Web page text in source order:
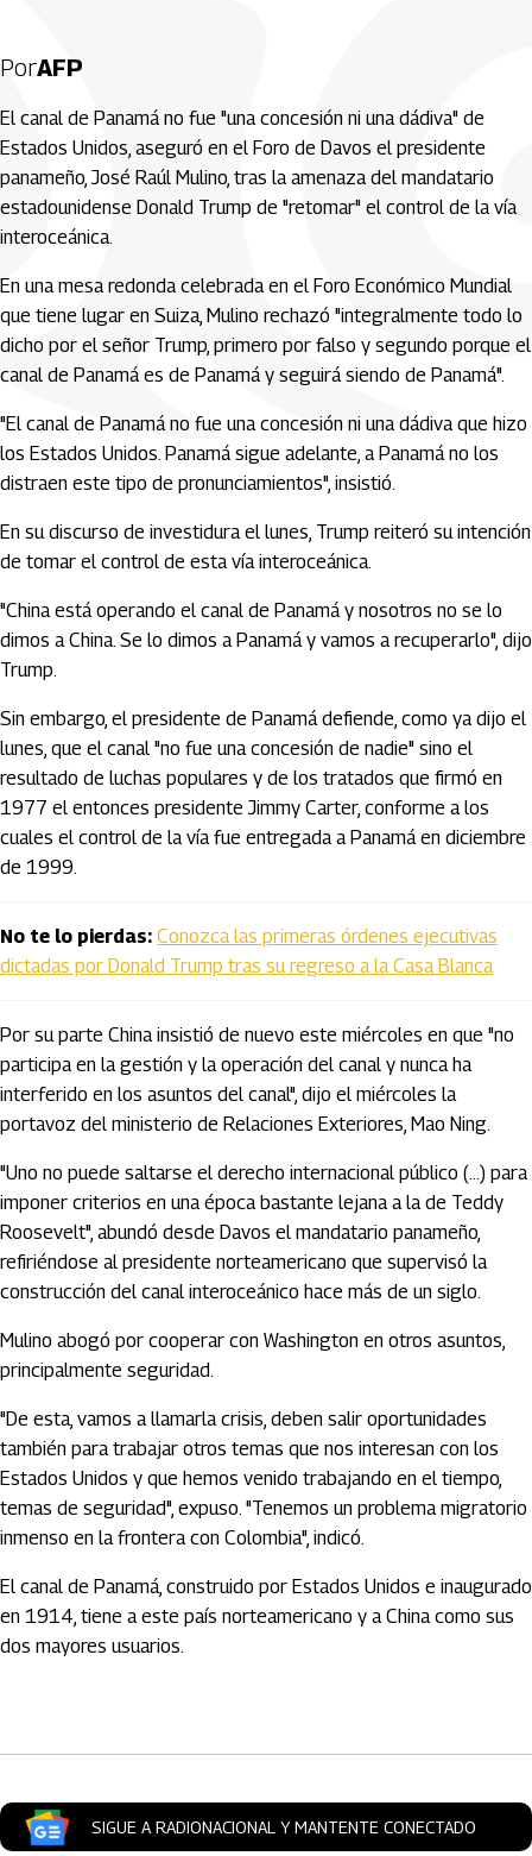
PorAFP
El canal de Panamá no fue "una concesión ni una dádiva" de
Estados Unidos, aseguró en el Foro de Davos el presidente
panameño, José Raúl Mulino, tras la amenaza del mandatario
estadounidense Donald Trump de "retomar" el control de la vía
interoceánica.
En una mesa redonda celebrada en el Foro Económico Mundial
que tiene lugar en Suiza, Mulino rechazó "integralmente todo lo
dicho por el señor Trump, primero por falso y segundo porque el
canal de Panamá es de Panamá y seguirá siendo de Panamá".
"El canal de Panamá no fue una concesión ni una dádiva que hizo
los Estados Unidos. Panamá sigue adelante, a Panamá no los
distraen este tipo de pronunciamientos", insistió.
En su discurso de investidura el lunes, Trump reiteró su intención
de tomar el control de esta vía interoceánica.
"China está operando el canal de Panamá y nosotros no se lo
dimos a China. Se lo dimos a Panamá y vamos a recuperarlo", dijo
Trump.
Sin embargo, el presidente de Panamá defiende, como ya dijo el
lunes, que el canal "no fue una concesión de nadie" sino el
resultado de luchas populares y de los tratados que firmó en
1977 el entonces presidente Jimmy Carter, conforme a los
cuales el control de la vía fue entregada a Panamá en diciembre
de 1999.
No te lo pierdas: Conozca las primeras órdenes ejecutivas
dictadas por Donald Trump tras su regreso a la Casa Blanca
Por su parte China insistió de nuevo este miércoles en que "no
participa en la gestión y la operación del canal y nunca ha
interferido en los asuntos del canal", dijo el miércoles la
portavoz del ministerio de Relaciones Exteriores, Mao Ning.
"Uno no puede saltarse el derecho internacional público (...) para
imponer criterios en una época bastante lejana a la de Teddy
Roosevelt", abundó desde Davos el mandatario panameño,
refiriéndose al presidente norteamericano que supervisó la
construcción del canal interoceánico hace más de un siglo.
Mulino abogó por cooperar con Washington en otros asuntos,
principalmente seguridad.
"De esta, vamos a llamarla crisis, deben salir oportunidades
también para trabajar otros temas que nos interesan con los
Estados Unidos y que hemos venido trabajando en el tiempo,
temas de seguridad", expuso. "Tenemos un problema migratorio
inmenso en la frontera con Colombia", indicó.
El canal de Panamá, construido por Estados Unidos e inaugurado
en 1914, tiene a este país norteamericano y a China como sus
dos mayores usuarios.
SIGUE A RADIONACIONAL Y MANTENTE CONECTADO